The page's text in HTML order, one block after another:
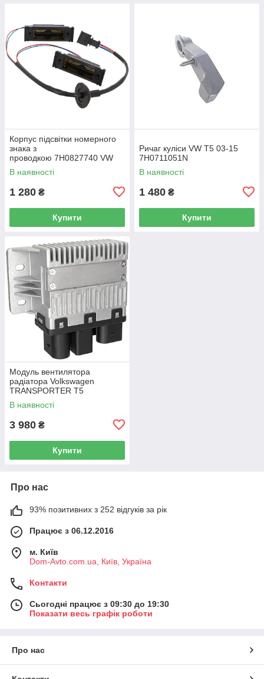
Корпус підсвітки номерного
знака з
проводкою 7H0827740 VW
Caddy III (2K) 2004-2015
/ Caddy IV (SA) 2016-
В наявності
1 280 ₴
Купити
Ричаг куліси VW T5 03-15
7H0711051N
В наявності
1 480 ₴
Купити
Модуль вентилятора
радіатора Volkswagen
TRANSPORTER T5
Фургон 03-15 7H0919506D
В наявності
3 980 ₴
Купити
Про нас
93% позитивних з 252 відгуків за рік
Працює з 06.12.2016
м. Київ
Dom-Avto.com.ua, Київ, Україна
Контакти
Сьогодні працює з 09:30 до 19:30
Показати весь графік роботи
Про нас